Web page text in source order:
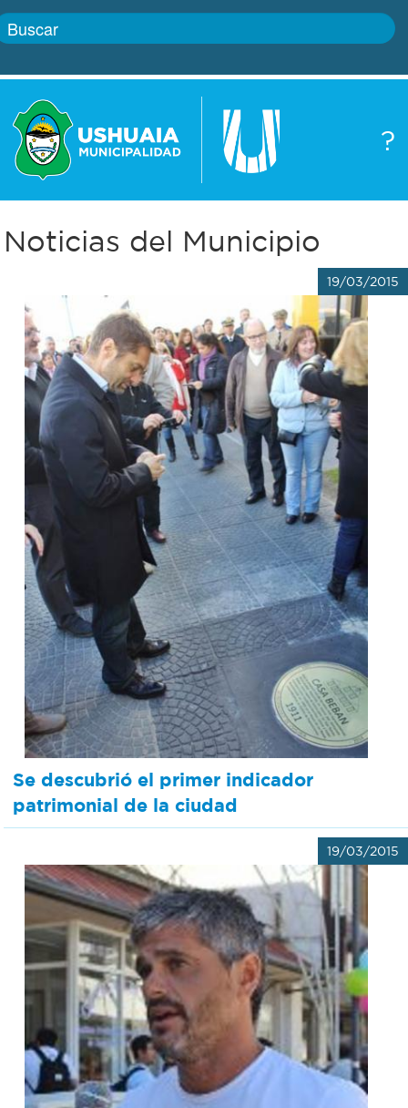
?
Boletín
Autoridades
Defensa
civil
Zoonosis
Bromatología
Rentas
Mi
bondi
Boleto
estudiantil
Recorrido
colectivos
SUBE
Gobierno
Trámites
Transparencia
Actualidad
Correo
Personal
municipal
Noticias del Municipio
19/03/2015
Se descubrió el primer indicador
patrimonial de la ciudad
19/03/2015